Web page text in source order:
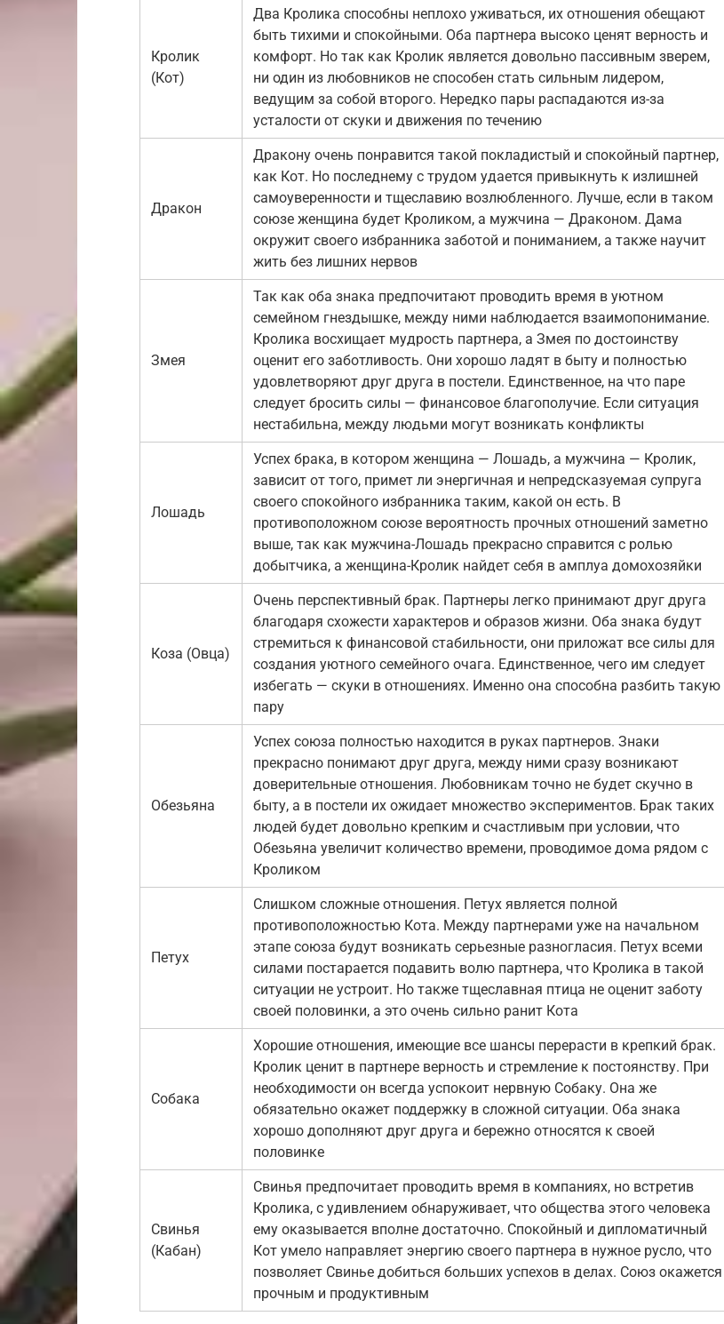
Кролик
(Кот)
Два Кролика способны неплохо уживаться, их отношения обещают
быть тихими и спокойными. Оба партнера высоко ценят верность и
комфорт. Но так как Кролик является довольно пассивным зверем,
ни один из любовников не способен стать сильным лидером,
ведущим за собой второго. Нередко пары распадаются из-за
усталости от скуки и движения по течению
Дракон
Дракону очень понравится такой покладистый и спокойный партнер,
как Кот. Но последнему с трудом удается привыкнуть к излишней
самоуверенности и тщеславию возлюбленного. Лучше, если в таком
союзе женщина будет Кроликом, а мужчина — Драконом. Дама
окружит своего избранника заботой и пониманием, а также научит
жить без лишних нервов
Змея
Так как оба знака предпочитают проводить время в уютном
семейном гнездышке, между ними наблюдается взаимопонимание.
Кролика восхищает мудрость партнера, а Змея по достоинству
оценит его заботливость. Они хорошо ладят в быту и полностью
удовлетворяют друг друга в постели. Единственное, на что паре
следует бросить силы — финансовое благополучие. Если ситуация
нестабильна, между людьми могут возникать конфликты
Лошадь
Успех брака, в котором женщина — Лошадь, а мужчина — Кролик,
зависит от того, примет ли энергичная и непредсказуемая супруга
своего спокойного избранника таким, какой он есть. В
противоположном союзе вероятность прочных отношений заметно
выше, так как мужчина-Лошадь прекрасно справится с ролью
добытчика, а женщина-Кролик найдет себя в амплуа домохозяйки
Коза (Овца)
Очень перспективный брак. Партнеры легко принимают друг друга
благодаря схожести характеров и образов жизни. Оба знака будут
стремиться к финансовой стабильности, они приложат все силы для
создания уютного семейного очага. Единственное, чего им следует
избегать — скуки в отношениях. Именно она способна разбить такую
пару
Обезьяна
Успех союза полностью находится в руках партнеров. Знаки
прекрасно понимают друг друга, между ними сразу возникают
доверительные отношения. Любовникам точно не будет скучно в
быту, а в постели их ожидает множество экспериментов. Брак таких
людей будет довольно крепким и счастливым при условии, что
Обезьяна увеличит количество времени, проводимое дома рядом с
Кроликом
Петух
Слишком сложные отношения. Петух является полной
противоположностью Кота. Между партнерами уже на начальном
этапе союза будут возникать серьезные разногласия. Петух всеми
силами постарается подавить волю партнера, что Кролика в такой
ситуации не устроит. Но также тщеславная птица не оценит заботу
своей половинки, а это очень сильно ранит Кота
Собака
Хорошие отношения, имеющие все шансы перерасти в крепкий брак.
Кролик ценит в партнере верность и стремление к постоянству. При
необходимости он всегда успокоит нервную Собаку. Она же
обязательно окажет поддержку в сложной ситуации. Оба знака
хорошо дополняют друг друга и бережно относятся к своей
половинке
Свинья
(Кабан)
Свинья предпочитает проводить время в компаниях, но встретив
Кролика, с удивлением обнаруживает, что общества этого человека
ему оказывается вполне достаточно. Спокойный и дипломатичный
Кот умело направляет энергию своего партнера в нужное русло, что
позволяет Свинье добиться больших успехов в делах. Союз окажется
прочным и продуктивным